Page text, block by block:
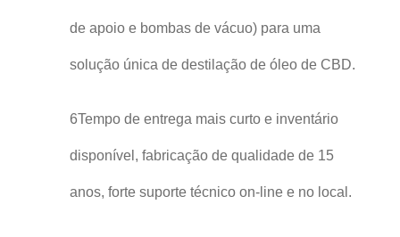
de apoio e bombas de vácuo) para uma
solução única de destilação de óleo de CBD.
6Tempo de entrega mais curto e inventário
disponível, fabricação de qualidade de 15
anos, forte suporte técnico on-line e no local.